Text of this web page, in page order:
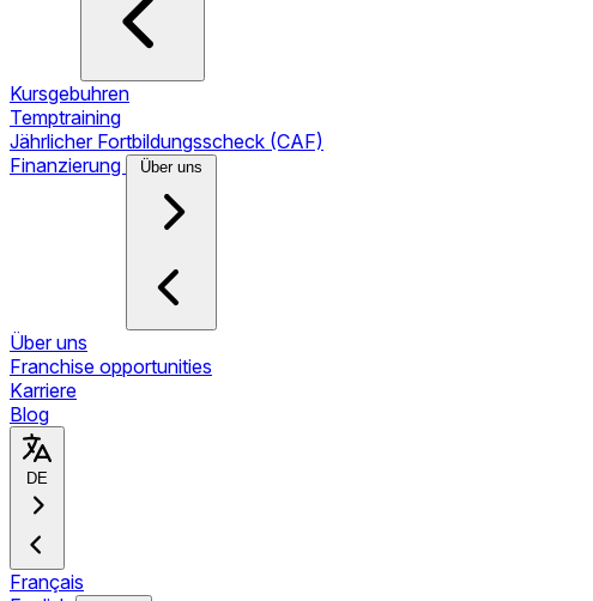
Kursgebuhren
Temptraining
Jährlicher Fortbildungsscheck (CAF)
Finanzierung
Über uns
Über uns
Franchise opportunities
Karriere
Blog
DE
Français